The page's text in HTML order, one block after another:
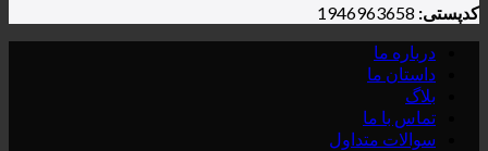
کدپستی:
درباره ما
داستان ما
بلاگ
تماس با ما
سوالات متداول